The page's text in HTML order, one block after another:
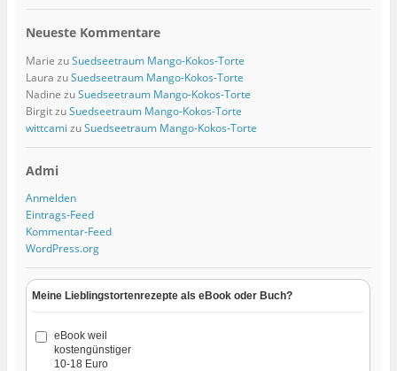
Neueste Kommentare
Marie zuSuedseetraum Mango-Kokos-Torte
Laura zuSuedseetraum Mango-Kokos-Torte
Nadine zuSuedseetraum Mango-Kokos-Torte
BirgitzuSuedseetraum Mango-Kokos-Torte
wittcami zuSuedseetraum Mango-Kokos-Torte
Admi
Anmelden
Eintrags-Feed
Kommentar-Feed
WordPress.org
Meine Lieblingstortenrezepte als eBook oder Buch?
eBook weil
kostengünstiger
10-18 Euro